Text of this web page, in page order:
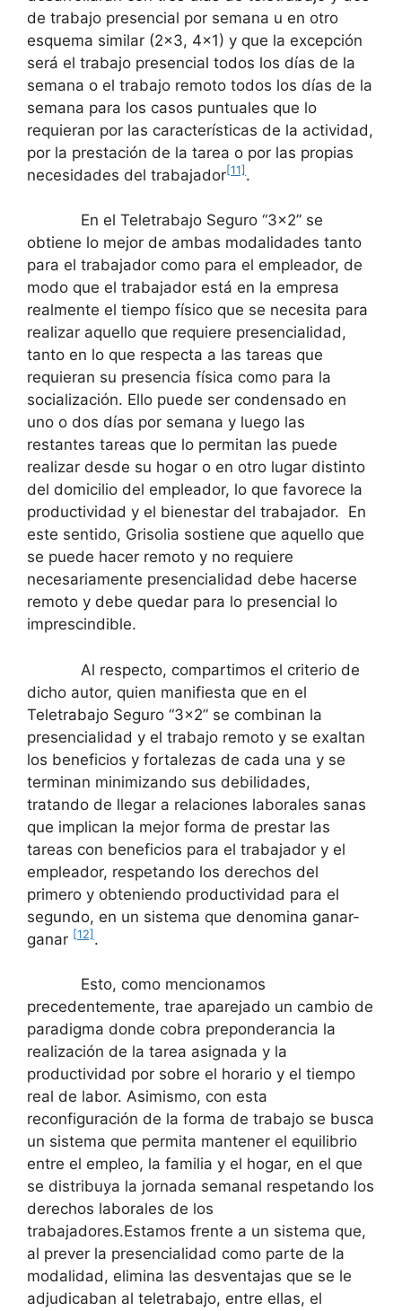
de trabajo presencial por semana u en otro
esquema similar (2×3, 4×1) y que la excepción
será el trabajo presencial todos los días de la
semana o el trabajo remoto todos los días de la
semana para los casos puntuales que lo
requieran por las características de la actividad,
por la prestación de la tarea o por las propias
necesidades del trabajador[11] .
En el Teletrabajo Seguro “3×2” se
obtiene lo mejor de ambas modalidades tanto
para el trabajador como para el empleador, de
modo que el trabajador está en la empresa
realmente el tiempo físico que se necesita para
realizar aquello que requiere presencialidad,
tanto en lo que respecta a las tareas que
requieran su presencia física como para la
socialización. Ello puede ser condensado en
uno o dos días por semana y luego las
restantes tareas que lo permitan las puede
realizar desde su hogar o en otro lugar distinto
del domicilio del empleador, lo que favorece la
productividad y el bienestar del trabajador. En
este sentido, Grisolia sostiene que aquello que
se puede hacer remoto y no requiere
necesariamente presencialidad debe hacerse
remoto y debe quedar para lo presencial lo
imprescindible.
Al respecto, compartimos el criterio de
dicho autor, quien manifiesta que en el
Teletrabajo Seguro “3×2” se combinan la
presencialidad y el trabajo remoto y se exaltan
los beneficios y fortalezas de cada una y se
terminan minimizando sus debilidades,
tratando de llegar a relaciones laborales sanas
que implican la mejor forma de prestar las
tareas con beneficios para el trabajador y el
empleador, respetando los derechos del
primero y obteniendo productividad para el
segundo, en un sistema que denomina ganar-
ganar [12] .
Esto, como mencionamos
precedentemente, trae aparejado un cambio de
paradigma donde cobra preponderancia la
realización de la tarea asignada y la
productividad por sobre el horario y el tiempo
real de labor. Asimismo, con esta
reconfiguración de la forma de trabajo se busca
un sistema que permita mantener el equilibrio
entre el empleo, la familia y el hogar, en el que
se distribuya la jornada semanal respetando los
derechos laborales de los
trabajadores.Estamos frente a un sistema que,
al prever la presencialidad como parte de la
modalidad, elimina las desventajas que se le
adjudicaban al teletrabajo, entre ellas, el